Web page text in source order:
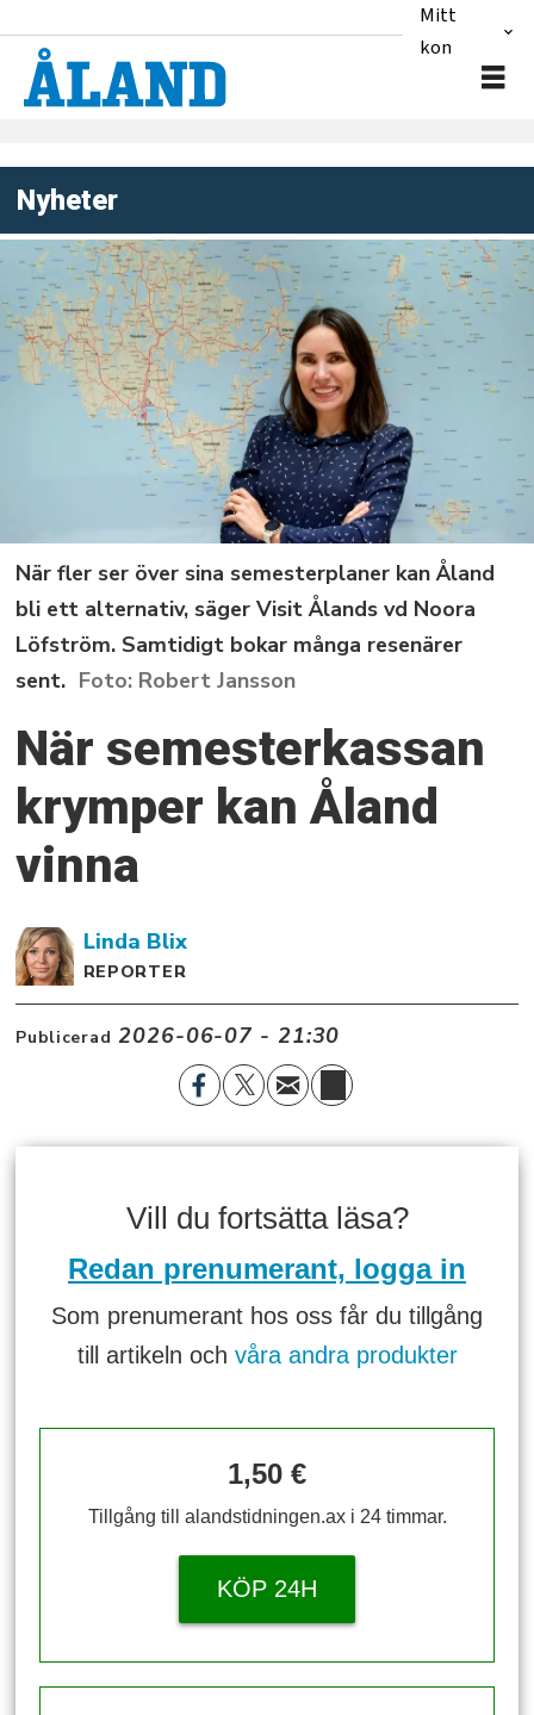
Mitt
konto
Nyheter
När fler ser över sina semesterplaner kan Åland
bli ett alternativ, säger Visit Ålands vd Noora
Löfström. Samtidigt bokar många resenärer
sent.
Robert Jansson
När semesterkassan
krymper kan Åland
vinna
Linda Blix
REPORTER
Publicerad 2026-06-07 - 21:30
Vill du fortsätta läsa?
Redan prenumerant, logga in
Som prenumerant hos oss får du tillgång
till artikeln och våra andra produkter
1,50 €
Tillgång till alandstidningen.ax i 24 timmar.
KÖP 24H